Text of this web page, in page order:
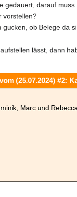
gedauert, darauf
vorstellen?
ob Belege da
lässt, dann
(25.07.2024) #2:
Marc und